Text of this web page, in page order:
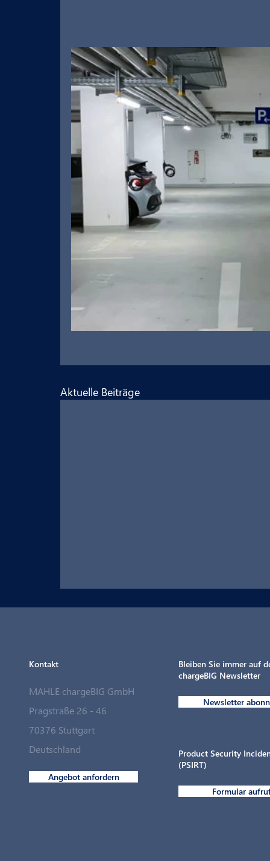
Aktuelle Beiträge
Ladepunkte für den Fuhrpark in
Rekordzeit
Kontakt
MAHLE chargeBIG GmbH
Pragstraße 26 - 46
70376 Stuttgart
Deutschland
Angebot anfordern
Bleiben Sie immer auf
chargeBIG Newsletter
Newsletter
Product Security
(PSIRT)
Formular